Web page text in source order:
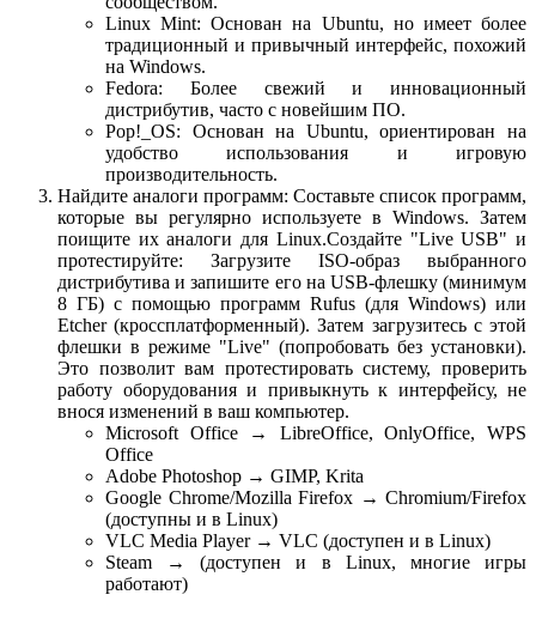
Linux Mint: Основан на Ubuntu, но имеет более
традиционный и привычный интерфейс, похожий
на Windows.
Fedora: Более свежий и инновационный
дистрибутив, часто с новейшим ПО.
Pop!_OS: Основан на Ubuntu, ориентирован на
удобство использования и игровую
производительность.
Найдите аналоги программ: Составьте список программ,
которые вы регулярно используете в Windows. Затем
поищите их аналоги для Linux.Создайте "Live USB" и
протестируйте: Загрузите ISO-образ выбранного
дистрибутива и запишите его на USB-флешку (минимум
8 ГБ) с помощью программ Rufus (для Windows) или
Etcher (кроссплатформенный). Затем загрузитесь с этой
флешки в режиме "Live" (попробовать без установки).
Это позволит вам протестировать систему, проверить
работу оборудования и привыкнуть к интерфейсу, не
внося изменений в ваш компьютер.
Microsoft Office → LibreOffice, OnlyOffice, WPS
Office
Adobe Photoshop → GIMP, Krita
Google Chrome/Mozilla Firefox → Chromium/Firefox
(доступны и в Linux)
VLC Media Player → VLC (доступен и в Linux)
Steam → (доступен и в Linux, многие игры
работают)